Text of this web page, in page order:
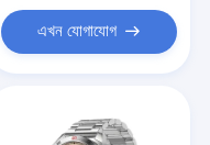
এখন যোগাযোগ